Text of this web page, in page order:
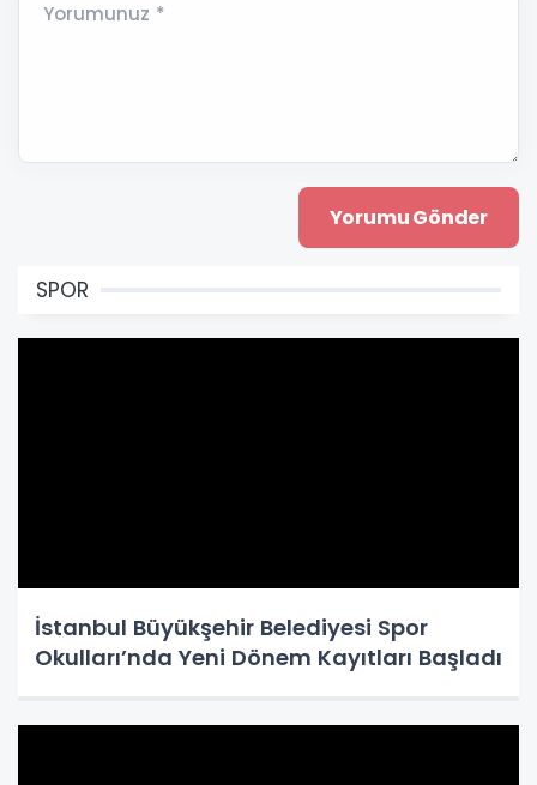
Yorumunuz *
SPOR
İstanbul Büyükşehir Belediyesi Spor
Okulları’nda Yeni Dönem Kayıtları Başladı